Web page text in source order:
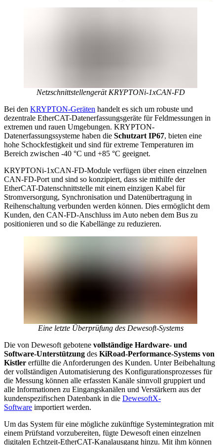
Netzschnittstellengerät KRYPTONi-1xCAN-FD
Bei den KRYPTON-Geräten handelt es sich um robuste und
dezentrale EtherCAT-Datenerfassungsgeräte für Feldmessungen in
extremen und rauen Umgebungen. KRYPTON-
Datenerfassungssysteme haben die Schutzart IP67, bieten eine
hohe Schockfestigkeit und sind für extreme Temperaturen im
Bereich zwischen -40 °C und +85 °C geeignet.
KRYPTONi-1xCAN-FD-Module verfügen über einen einzelnen
CAN-FD-Port und sind so konzipiert, dass sie mithilfe der
EtherCAT-Datenschnittstelle mit einem einzigen Kabel für
Stromversorgung, Synchronisation und Datenübertragung in
Reihenschaltung verbunden werden können. Dies ermöglicht dem
Kunden, den CAN-FD-Anschluss im Auto neben dem Bus zu
positionieren und so die Kabellänge zu reduzieren.
Eine letzte Überprüfung des Dewesoft-Systems
Die von Dewesoft gebotene vollständige Hardware- und
Software-Unterstützung des KiRoad-Performance-Systems von
Kistler erfüllte die Anforderungen des Kunden. Unter Beibehaltung
der vollständigen Automatisierung des Konfigurationsprozesses für
die Messung können alle erfassten Kanäle sinnvoll gruppiert und
alle Informationen zu Eingangskanälen und Verstärkern aus der
kundenspezifischen Datenbank in die DewesoftX-
Software importiert werden.
Um das System für eine mögliche zukünftige Systemintegration mit
einem Prüfstand vorzubereiten, fügte Dewesoft einen einzelnen
digitalen Echtzeit-EtherCAT-Kanalausgang hinzu. Mit ihm können